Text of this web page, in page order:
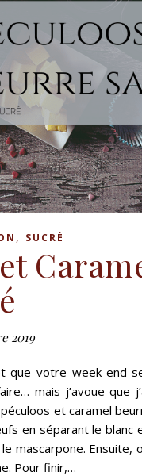
, SUCRÉ
2019
que votre week-end
mais j’avoue que
et caramel
en séparant le blanc
mascarpone. Ensuite,
Pour finir,…